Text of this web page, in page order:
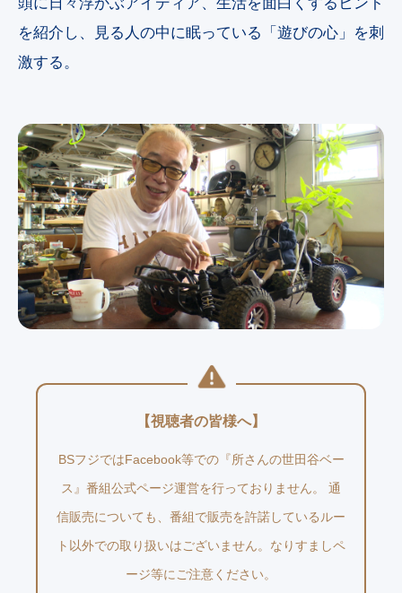
を紹介し、見る人の中に眠っている「遊びの心」を刺
激する。
【視聴者の皆様へ】
BSフジではFacebook等での『所さんの世田谷ベー
ス』番組公式ページ運営を行っておりません。 通
信販売についても、番組で販売を許諾しているルー
ト以外での取り扱いはございません。なりすましペ
ージ等にご注意ください。